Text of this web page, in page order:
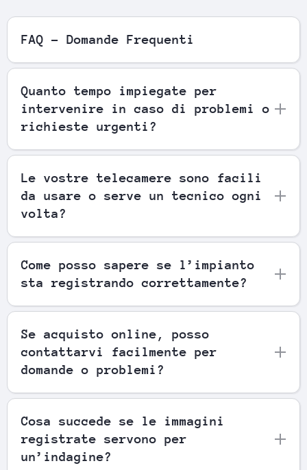
FAQ - Domande Frequenti
Quanto tempo impiegate per
intervenire in caso di problemi o
richieste urgenti?
Le vostre telecamere sono facili
da usare o serve un tecnico ogni
volta?
Come posso sapere se l’impianto
sta registrando correttamente?
Se acquisto online, posso
contattarvi facilmente per
domande o problemi?
Cosa succede se le immagini
registrate servono per
un’indagine?